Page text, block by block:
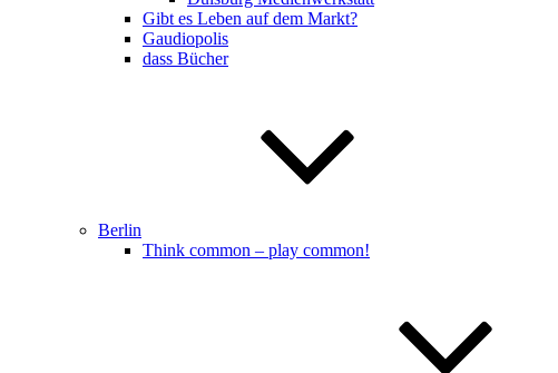
Gibt es Leben auf dem Markt?
Gaudiopolis
dass Bücher
Berlin
Think common – play common!